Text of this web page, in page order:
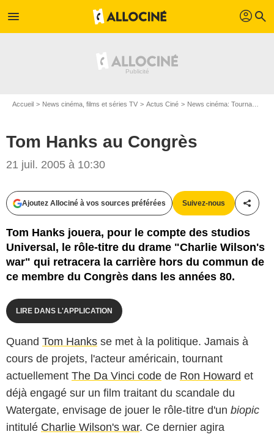
menu profil search
Accueil News cinéma, films et séries TV Actus Ciné News cinéma: Tournages
Tom Hanks au Congrès
21 juil. 2005 à 10:30
Ajoutez Allociné à vos sources préférées Suivez-nous
Tom Hanks jouera, pour le compte des studios
Universal, le rôle-titre du drame "Charlie Wilson's
war" qui retracera la carrière hors du commun de
ce membre du Congrès dans les années 80.
LIRE DANS L'APPLICATION
Quand Tom Hanks se met à la politique. Jamais à
cours de projets, l'acteur américain, tournant
actuellement The Da Vinci code de Ron Howard et
déjà engagé sur un film traitant du scandale du
Watergate, envisage de jouer le rôle-titre d'un biopic
intitulé Charlie Wilson's war. Ce dernier agira